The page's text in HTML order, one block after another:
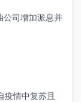
情中复苏且